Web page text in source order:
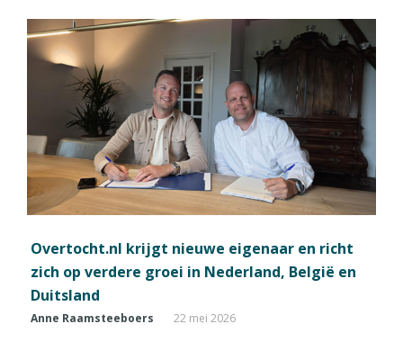
Overtocht.nl krijgt nieuwe eigenaar en richt
zich op verdere groei in Nederland, België en
Duitsland
Anne Raamsteeboers 22 mei 2026